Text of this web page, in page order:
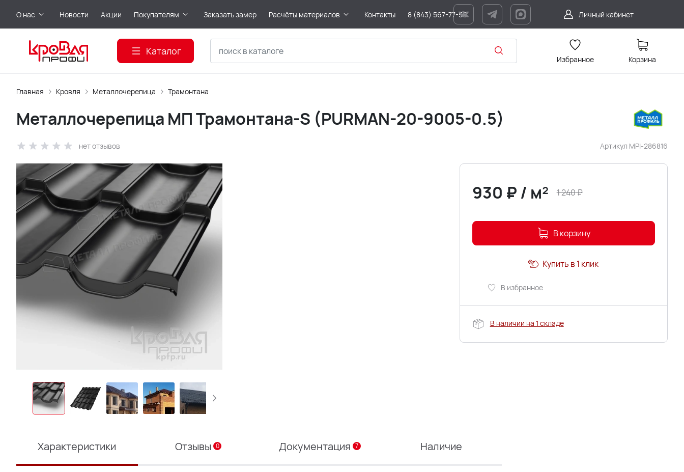
О нас Новости Акции Покупателям Заказать замер Расчёты материалов Контакты 8 (843) 567-77-56 Личный кабинет
Каталог
Избранное Корзина
Главная Кровля Металлочерепица Трамонтана
Артикул MPI-286816
Металлочерепица МП Трамонтана-S (PURMAN-20-9005-0.5)
нет отзывов
930 ₽ / м² 1 240₽
В корзину
В избранное
Купить в 1 клик
В наличии на 1 складе
Характеристики Отзывы 0 Документация 7 Наличие